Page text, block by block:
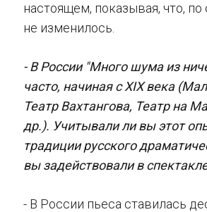
настоящем, показывая, что, по
не изменилось.
- В России "Много шума из
часто, начиная с XIX века
Театр Вахтангова, Театр на
др.). Учитывали ли вы этот
традиции русского
вы задействовали в
- В России пьеса ставилась